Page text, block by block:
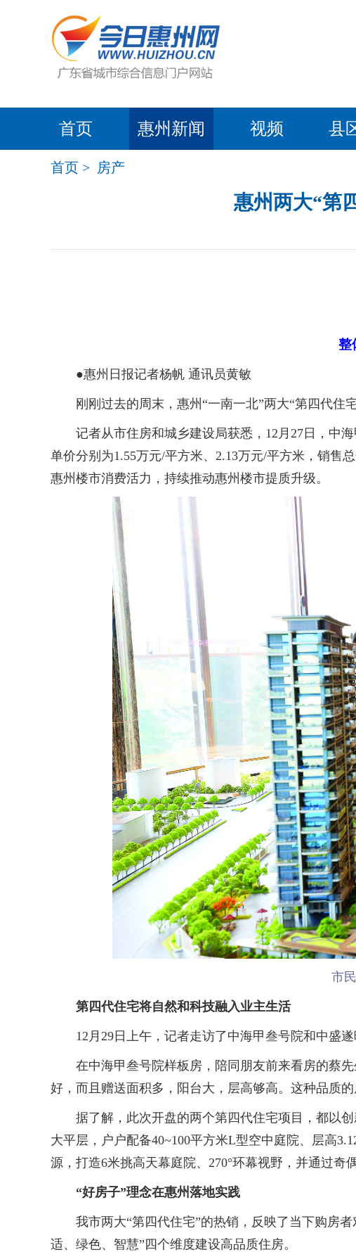
首页 惠州新闻 视频 县
首页 > 房产
惠州两大“第
整
●惠州日报记者杨帆 通讯员黄敏
刚刚过去的周末，惠州“一南一北”两大“第四代住宅
记者从市住房和城乡建设局获悉，12月27日，中海
单价分别为1.55万元/平方米、2.13万元/平方米，销售
惠州楼市消费活力，持续推动惠州楼市提质升级。
市
第四代住宅将自然和科技融入业主生活
12月29日上午，记者走访了中海甲叁号院和中盛遂
在中海甲叁号院样板房，陪同朋友前来看房的蔡先
好，而且赠送面积多，阳台大，层高够高。这种品质
据了解，此次开盘的两个第四代住宅项目，都以创
大平层，户户配备40~100平方米L型空中庭院、层高
源，打造6米挑高天幕庭院、270°环幕视野，并通过奇
“好房子”理念在惠州落地实践
我市两大“第四代住宅”的热销，反映了当下购房者
适、绿色、智慧”四个维度建设高品质住房。